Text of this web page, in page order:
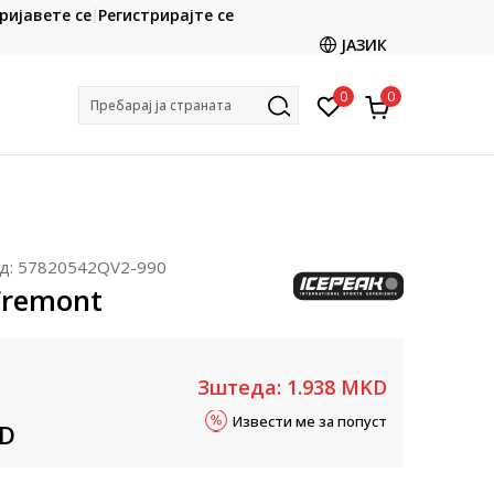
CLICK & COLLECT
со картичка online и подигнете во продавницата
се Регистрирајте се
ЈАЗИК
Пребарај ја страната 0 0
57820542QV2-990
Зштеда: 1.938 MKD
Извести ме за попуст